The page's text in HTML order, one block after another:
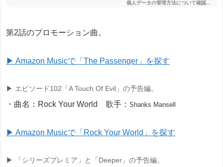
第2話のプロモーション曲。
▶ Amazon Musicで「The Passenger」を探す
▶ エピソード102「A Touch Of Evil」の予告編。
・曲名：Rock Your World 歌手：Shanks Mansell
▶ Amazon Musicで「Rock Your World」を探す
▶ 「シリーズプレミア」と「Deeper」の予告編。